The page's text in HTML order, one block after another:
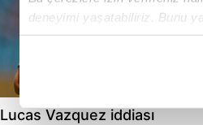
deneyimi yaşatabiliriz. Bunu
içerikleri sunabilmek adına
Lucas Vazquez iddiası